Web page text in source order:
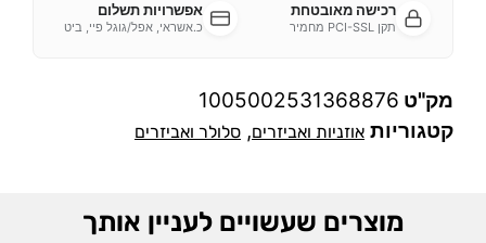
רכישה מאובטחת
תקן PCI-SSL מחמיר
אפשרויות תשלום
כ.אשראי, אפל/גוגל פיי, ביט
מק"ט 1005002531368876
קטגוריות אוזניות ואביזרים, סלולר ואביזרים
מוצרים שעשויים לעניין אותך